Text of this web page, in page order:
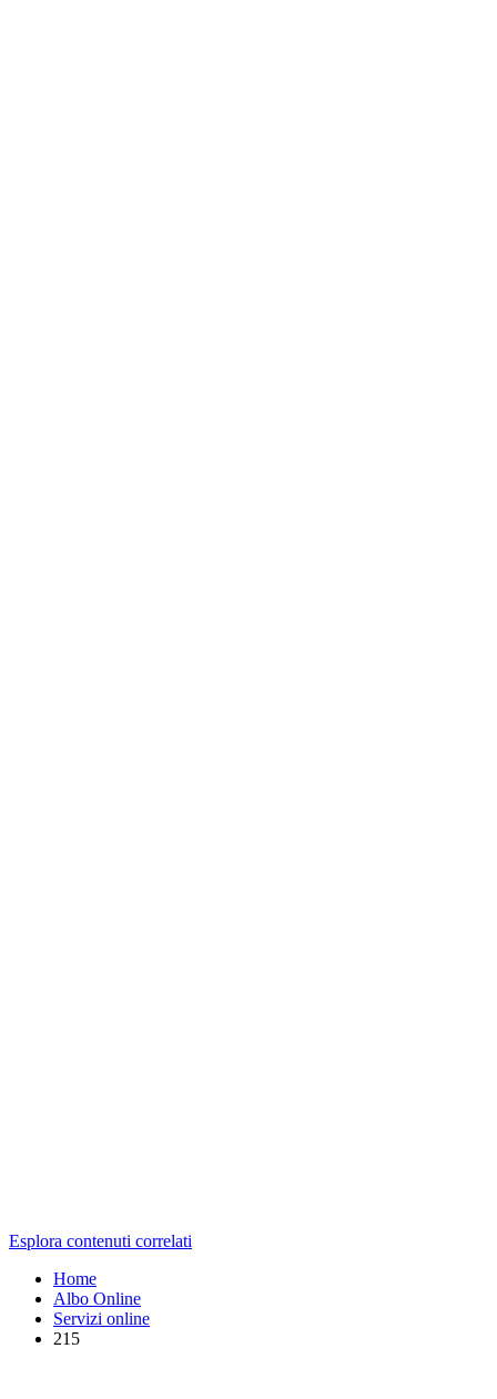
Esplora contenuti correlati
Home
Albo Online
Servizi online
215